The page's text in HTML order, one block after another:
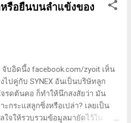
อกต่อๆกันมา เช่น - หา bullish
หลายครั้งแล้วก็ตาม - ใช้ fibonacci
อยเข้าใจอย่างถ่องแท้ - หา Selling
ไม่เป๊ะ คือบ่อยมากที่มันลงไม่สุดช่
Golden cross ก็มักจะเข้าช้าไป
ไม่ได้ว่าสูตรที่ว่ามามันไม่ดีนะ แต่
เพราะแนวคิดเหล่านั้นมันซับซ้อน
หรือยืนบนลำแข้งของ
จับอิดนึ้ง facebook.com/zyoit เห็น
งไปคู่กับ SYNEX อันเป็นบริษัทลูก
รดต้นคอ ก็ทำให้นึกสงสัยว่า มัน
ะกระแสลูกซิ่งหรือเปล่า? เลยเป็น
ใจให้รวบรวมข้อมูลมายัดไว้ใน